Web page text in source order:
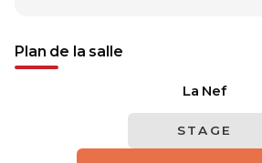
Plan de la salle
La Nef
STAGE